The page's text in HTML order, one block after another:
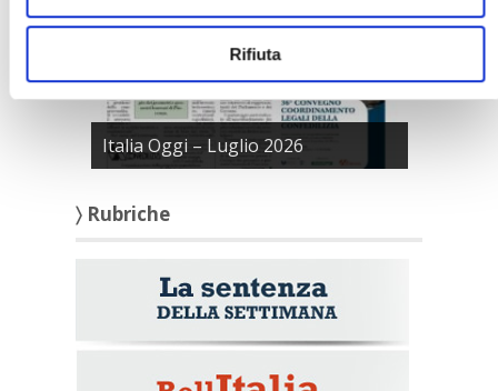
Rifiuta
Italia Oggi – Luglio 2026
〉 Rubriche